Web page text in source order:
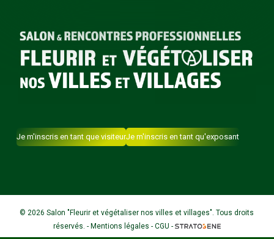
Je m'inscris en tant que visiteurJe m'inscris en tant qu'exposant
© 2026 Salon "Fleurir et végétaliser nos villes et villages". Tous droits
réservés. - Mentions légales -CGU -